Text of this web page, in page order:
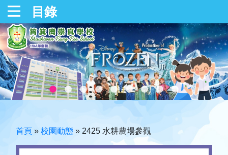
目錄
首頁 » 校園動態 » 2425 水耕農場參觀